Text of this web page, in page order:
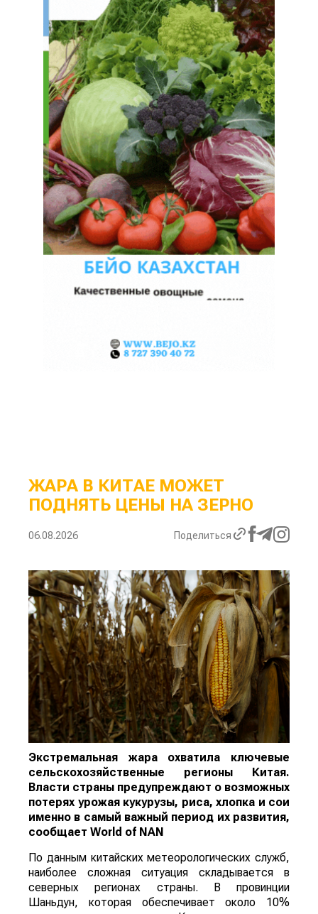
ЖАРА В КИТАЕ МОЖЕТ
ПОДНЯТЬ ЦЕНЫ НА ЗЕРНО
06.08.2026 Поделиться
Экстремальная жара охватила ключевые
сельскохозяйственные регионы Китая.
Власти страны предупреждают о возможных
потерях урожая кукурузы, риса, хлопка и сои
именно в самый важный период их развития,
сообщает World of NAN
По данным китайских метеорологических служб,
наиболее сложная ситуация складывается в
северных регионах страны. В провинции
Шаньдун, которая обеспечивает около 10%